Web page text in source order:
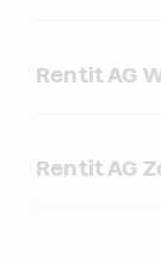
Rentit AG
Rentit AG